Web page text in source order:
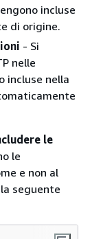
incluse
di origine.
- Si
nelle
incluse nella
le
le
e non al
seguente